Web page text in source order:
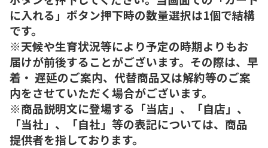
に入れる」ボタン押下時の数量選択は1個で結構
です。
※天候や生育状況等により予定の時期よりもお
届けが前後することがございます。その際は、早
着・ 遅延のご案内、代替商品又は解約等のご案
内をさせていただく場合がございます。
※商品説明文に登場する「当店」、「自店」、
「当社」、「自社」等の表記については、商品
提供者を指しております。